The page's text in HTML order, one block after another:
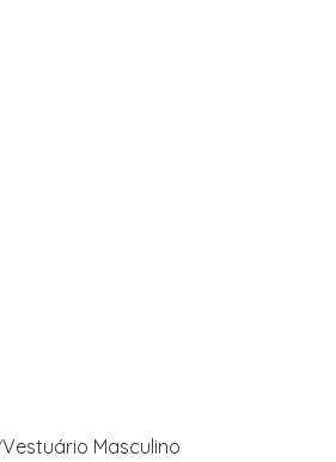
Vestuário Masculino